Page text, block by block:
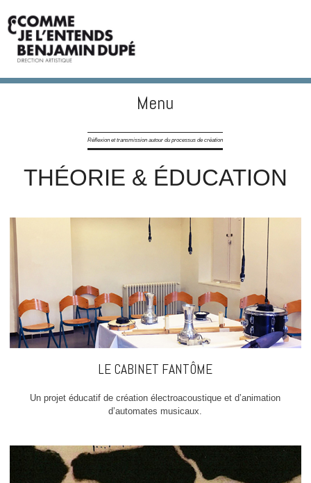
Menu
Réflexion et transmission autour du processus de création
THÉORIE & ÉDUCATION
LE CABINET FANTÔME
Un projet éducatif de création électroacoustique et d’animation
d’automates musicaux.